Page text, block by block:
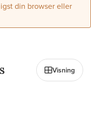
din browser eller
Visning